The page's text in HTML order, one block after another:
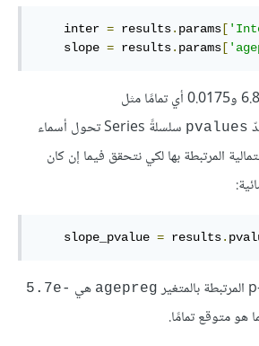
    inter
= results. params [
    slope
= results. params [
pvalues
سلسلةً Series تحول أسماء
المرتبطة بها لكي نتحقق فيما إن كان
    slope_pvalue
= results.
agepreg هي 5.7e-